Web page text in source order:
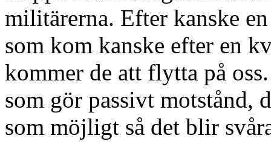
militärerna. Efter kanske
som kom kanske efter en
kommer de att flytta på
som gör passivt motstånd,
som möjligt så det blir